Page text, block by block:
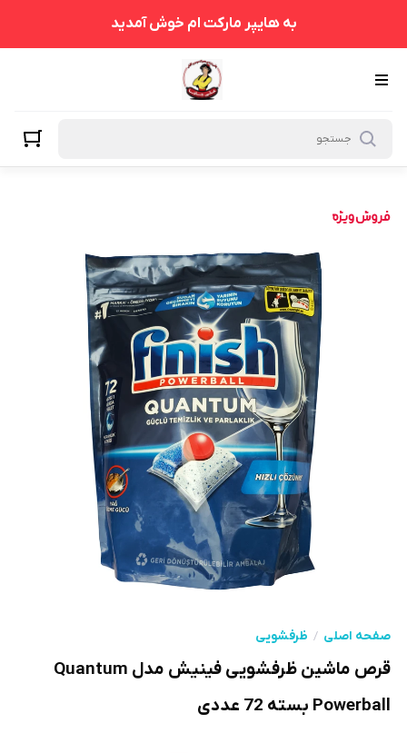
به هایپر مارکت ام خوش آمدید
صفحه اصلی ظرفشویی
قرص ماشین ظرفشویی فینیش مدل Quantum
Powerball بسته 72 عددی